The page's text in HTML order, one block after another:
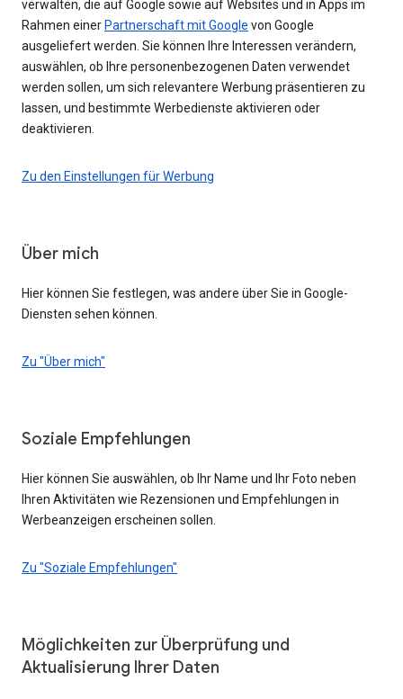
verwalten, die auf Google sowie auf Websites und in Apps im
Rahmen einer Partnerschaft mit Google von Google
ausgeliefert werden. Sie können Ihre Interessen verändern,
auswählen, ob Ihre personenbezogenen Daten verwendet
werden sollen, um sich relevantere Werbung präsentieren zu
lassen, und bestimmte Werbedienste aktivieren oder
deaktivieren.
Zu den Einstellungen für Werbung
Über mich
Hier können Sie festlegen, was andere über Sie in Google-
Diensten sehen können.
Zu "Über mich"
Soziale Empfehlungen
Hier können Sie auswählen, ob Ihr Name und Ihr Foto neben
Ihren Aktivitäten wie Rezensionen und Empfehlungen in
Werbeanzeigen erscheinen sollen.
Zu "Soziale Empfehlungen"
Möglichkeiten zur Überprüfung und
Aktualisierung Ihrer Daten